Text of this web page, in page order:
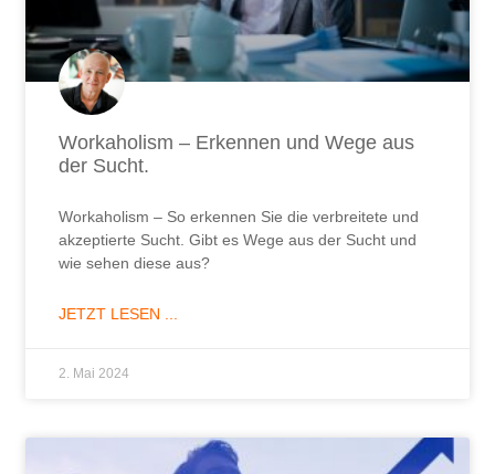
Workaholism – Erkennen und Wege aus
der Sucht.
Workaholism – So erkennen Sie die verbreitete und
akzeptierte Sucht. Gibt es Wege aus der Sucht und
wie sehen diese aus?
JETZT LESEN ...
2. Mai 2024